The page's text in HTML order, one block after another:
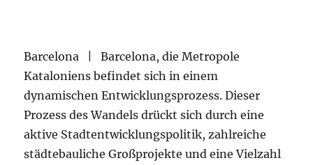
Barcelona | Barcelona, die Metropole
Kataloniens befindet sich in einem
dynamischen Entwicklungsprozess. Dieser
Prozess des Wandels drückt sich durch eine
aktive Stadtentwicklungspolitik, zahlreiche
städtebauliche Großprojekte und eine Vielzahl